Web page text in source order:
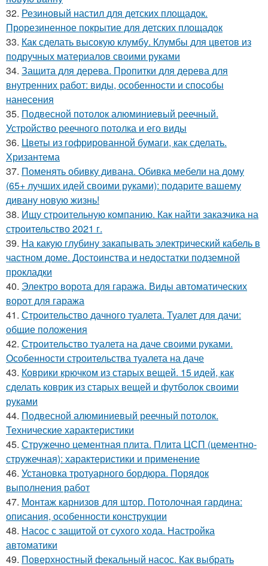
32. Резиновый настил для детских площадок.
Прорезиненное покрытие для детских площадок
33. Как сделать высокую клумбу. Клумбы для цветов из
подручных материалов своими руками
34. Защита для дерева. Пропитки для дерева для
внутренних работ: виды, особенности и способы
нанесения
35. Подвесной потолок алюминиевый реечный.
Устройство реечного потолка и его виды
36. Цветы из гофрированной бумаги, как сделать.
Хризантема
37. Поменять обивку дивана. Обивка мебели на дому
(65+ лучших идей своими руками): подарите вашему
дивану новую жизнь!
38. Ищу строительную компанию. Как найти заказчика на
строительство 2021 г.
39. На какую глубину закапывать электрический кабель в
частном доме. Достоинства и недостатки подземной
прокладки
40. Электро ворота для гаража. Виды автоматических
ворот для гаража
41. Строительство дачного туалета. Туалет для дачи:
общие положения
42. Строительство туалета на даче своими руками.
Особенности строительства туалета на даче
43. Коврики крючком из старых вещей. 15 идей, как
сделать коврик из старых вещей и футболок своими
руками
44. Подвесной алюминиевый реечный потолок.
Технические характеристики
45. Стружечно цементная плита. Плита ЦСП (цементно-
стружечная): характеристики и применение
46. Установка тротуарного бордюра. Порядок
выполнения работ
47. Монтаж карнизов для штор. Потолочная гардина:
описания, особенности конструкции
48. Насос с защитой от сухого хода. Настройка
автоматики
49. Поверхностный фекальный насос. Как выбрать